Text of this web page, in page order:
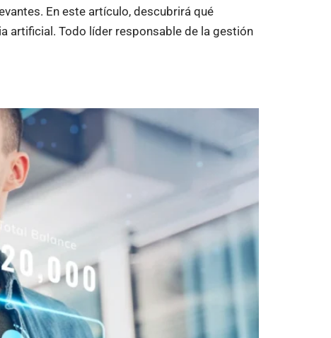
En este artículo, descubrirá qué
artificial. Todo líder responsable de la gestión